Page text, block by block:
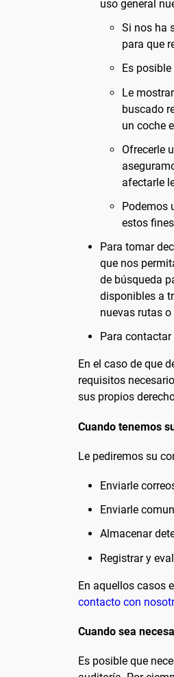
uso general
Si nos ha
para que
Es
Le
buscado
un coche
Ofrecerle
afectarle
Podemos
estos
Para tomar
que nos
de búsqueda
disponibles a
nuevas rutas
Para
En el caso de que
requisitos
sus propios
Cuando tenemos
Le pediremos su
Enviarle
Enviarle
Almacenar
Registrar y
En aquellos casos
contacto con
Cuando sea
Es posible que